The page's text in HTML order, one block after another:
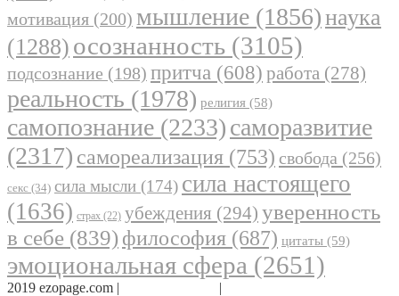
мотивация (200) мышление (1856)наука
(1288) осознанность (3105)
подсознание (198) притча (608) работа (278)
реальность (1978) религия (58)
самопознание (2233)саморазвитие
(2317) самореализация (753) свобода (256)
секс (34) сила мысли (174) сила настоящего
(1636) страх (22) убеждения (294) уверенность
в себе (839) философия (687) цитаты (59)
эмоциональная сфера (2651)
2019 ezopage.com | |